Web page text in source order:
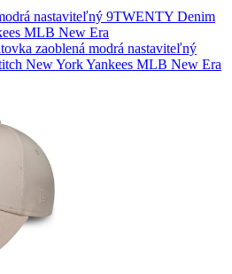
zaoblená modrá nastaviteľný
New York Yankees MLB New Era